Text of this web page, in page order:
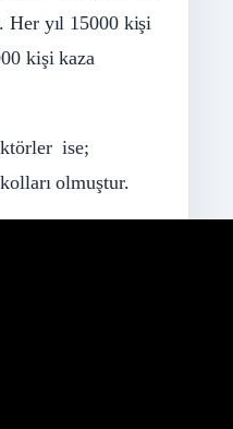
Her yıl 15000 kişi
kişi kaza
ise;
olmuştur.